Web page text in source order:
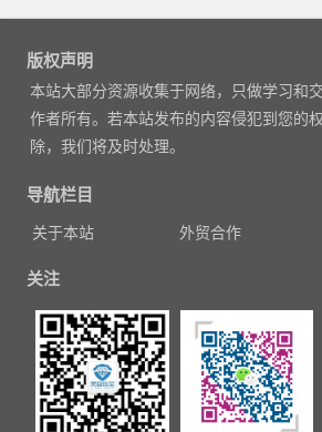
版权声明
本站大部分资源收集于网络，只做学习和
作者所有。若本站发布的内容侵犯到您的
除，我们将及时处理。
导航栏目
关于本站 外贸合作
关注